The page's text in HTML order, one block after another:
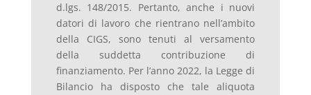
d.lgs. 148/2015. Pertanto, anche i nuovi
datori di lavoro che rientrano nell’ambito
della CIGS, sono tenuti al versamento
della suddetta contribuzione di
finanziamento. Per l’anno 2022, la Legge di
Bilancio ha disposto che tale aliquota